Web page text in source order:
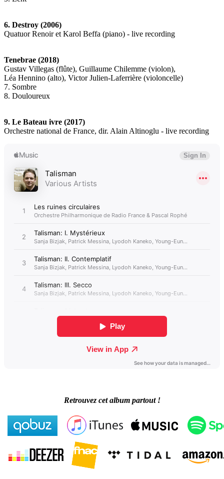
6. Destroy (2006)
Quatuor Renoir et Karol Beffa (piano) - live recording
Tenebrae (2018)
Gustav Villegas (flûte), Guillaume Chilemme (violon),
Léa Hennino (alto), Victor Julien-Laferrière (violoncelle)
7. Sombre
8. Douloureux
9. Le Bateau ivre (2017)
Orchestre national de France, dir. Alain Altinoglu - live recording
Retrouvez cet album partout !